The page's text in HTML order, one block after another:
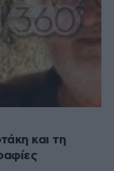
και τη